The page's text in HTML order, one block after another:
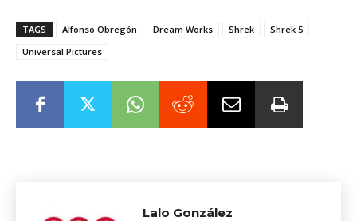
TAGS Alfonso Obregón Dream Works Shrek
Shrek 5
Universal Pictures
Lalo González